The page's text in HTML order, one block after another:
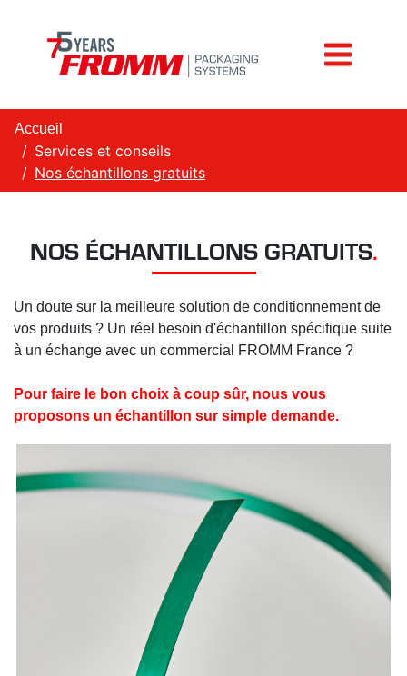
Accueil
Services et conseils
Nos échantillons gratuits
NOS ÉCHANTILLONS GRATUITS.
Un doute sur la meilleure solution de conditionnement de
vos produits ? Un réel besoin d'échantillon spécifique suite
à un échange avec un commercial FROMM France ?
Pour faire le bon choix à coup sûr, nous vous
proposons un échantillon sur simple demande.